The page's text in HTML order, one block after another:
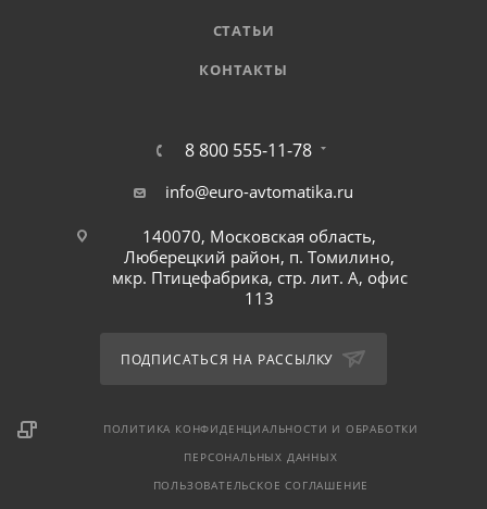
СТАТЬИ
КОНТАКТЫ
8 800 555-11-78
info@euro-avtomatika.ru
140070, Московская область,
Люберецкий район, п. Томилино,
мкр. Птицефабрика, стр. лит. А, офис
113
ПОДПИСАТЬСЯ НА РАССЫЛКУ
ПОЛИТИКА КОНФИДЕНЦИАЛЬНОСТИ И ОБРАБОТКИ
ПЕРСОНАЛЬНЫХ ДАННЫХ
ПОЛЬЗОВАТЕЛЬСКОЕ СОГЛАШЕНИЕ